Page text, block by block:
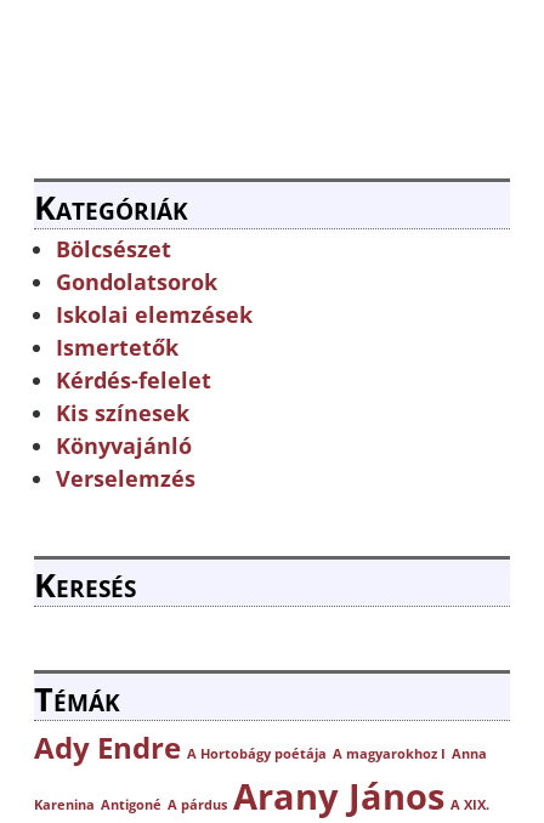
Kategóriák
Bölcsészet
Gondolatsorok
Iskolai elemzések
Ismertetők
Kérdés-felelet
Kis színesek
Könyvajánló
Verselemzés
Keresés
Témák
Ady Endre A Hortobágy poétája A magyarokhoz I Anna
Karenina Antigoné A párdus Arany János A XIX.